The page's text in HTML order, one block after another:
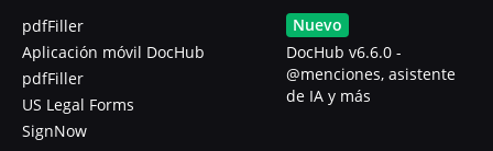
pdfFiller
Aplicación móvil DocHub
pdfFiller
US Legal Forms
SignNow
Nuevo
DocHub v6.6.0 -
@menciones, asistente
de IA y más